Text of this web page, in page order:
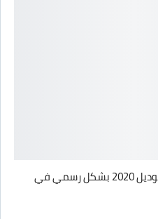
إطلاق سيارة سانج يونج تيفولي موديل 2020 بشكل رسمي في